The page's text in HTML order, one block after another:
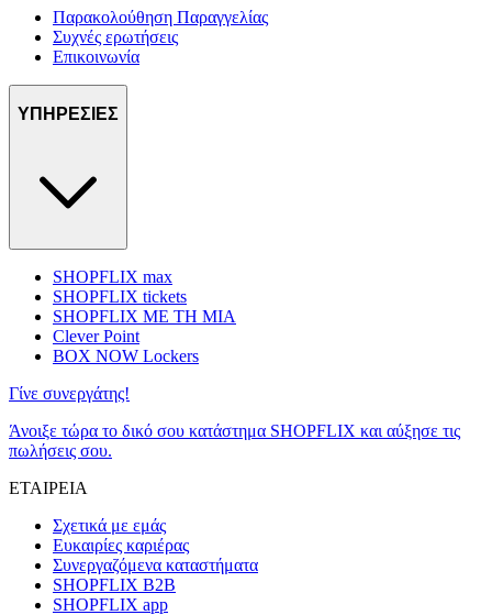
Παρακολούθηση Παραγγελίας
Συχνές ερωτήσεις
Επικοινωνία
ΥΠΗΡΕΣΙΕΣ
SHOPFLIX max
SHOPFLIX tickets
SHOPFLIX ΜΕ ΤΗ ΜΙΑ
Clever Point
BOX NOW Lockers
Γίνε συνεργάτης!
Άνοιξε τώρα το δικό σου κατάστημα SHOPFLIX και αύξησε τις
πωλήσεις σου.
ΕΤΑΙΡΕΙΑ
Σχετικά με εμάς
Ευκαιρίες καριέρας
Συνεργαζόμενα καταστήματα
SHOPFLIX B2B
SHOPFLIX app